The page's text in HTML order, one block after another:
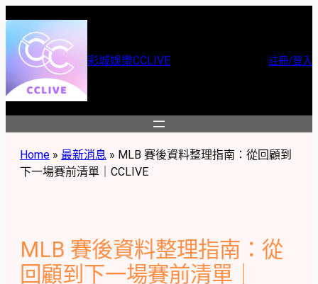
至
容
彩城娛樂CCLIVE 註冊/登入
Home » 最新消息 » MLB 賽後資料整理指南：從回顧到
下一場賽前清單｜CCLIVE
MLB 賽後資料整理指南：從
回顧到下一場賽前清單｜